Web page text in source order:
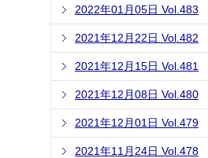
2022年01月05日 Vol.483
2021年12月22日 Vol.482
2021年12月15日 Vol.481
2021年12月08日 Vol.480
2021年12月01日 Vol.479
2021年11月24日 Vol.478